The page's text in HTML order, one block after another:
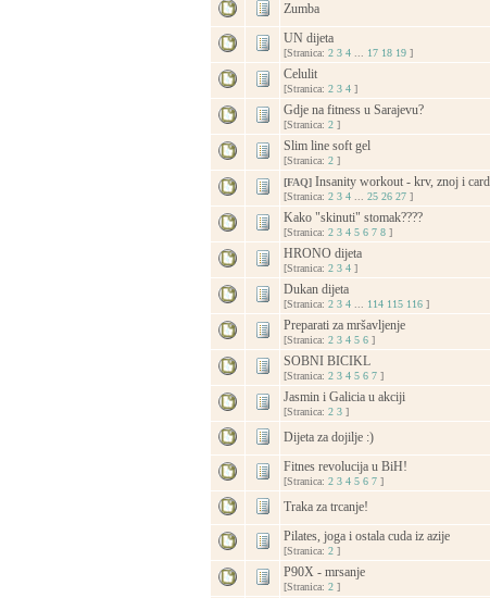
Zumba
UN dijeta
[Stranica: 2 3 4... 17 18 19]
Celulit
[Stranica: 2 3 4]
Gdje na fitness u Sarajevu?
[Stranica: 2]
Slim line soft gel
[Stranica: 2]
[FAQ] Insanity workout - krv, znoj i
[Stranica: 2 3 4... 25 26 27]
Kako "skinuti" stomak????
[Stranica: 2 3 4 5 6 7 8]
HRONO dijeta
[Stranica: 2 3 4]
Dukan dijeta
[Stranica: 2 3 4... 114 115 116]
Preparati za mršavljenje
[Stranica: 2 3 4 5 6]
SOBNI BICIKL
[Stranica: 2 3 4 5 6 7]
Jasmin i Galicia u akciji
[Stranica: 2 3]
Dijeta za dojilje :)
Fitnes revolucija u BiH!
[Stranica: 2 3 4 5 6 7]
Traka za trcanje!
Pilates, joga i ostala cuda iz azije
[Stranica: 2]
P90X - mrsanje
[Stranica: 2]